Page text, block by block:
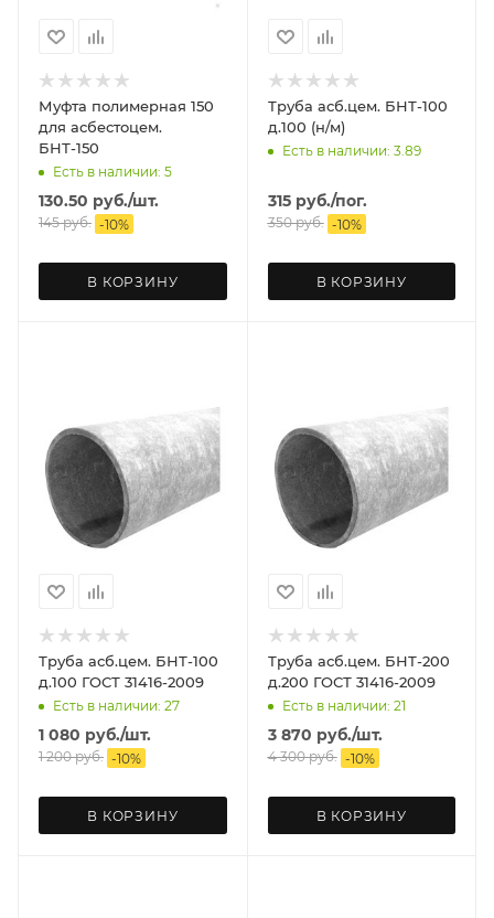
Муфта полимерная 150
для асбестоцем.
БНТ-150
Есть в наличии: 5
130.50 руб./шт.
145руб. -10%
В КОРЗИНУ
Труба асб.цем. БНТ-100
д.100 (н/м)
Есть в наличии: 3.89
315руб./пог.
350руб. -10%
В КОРЗИНУ
Труба асб.цем. БНТ-100
д.100 ГОСТ 31416-2009
Есть в наличии: 27
1 080 руб./шт.
1 200руб. -10%
В КОРЗИНУ
Труба асб.цем. БНТ-200
д.200 ГОСТ 31416-2009
Есть в наличии: 21
3 870 руб./шт.
4 300руб. -10%
В КОРЗИНУ